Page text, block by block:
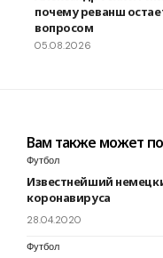
почему реванш
вопросом
05.08.2026
Вам также может
Футбол
Известнейший
коронавируса
28.04.2020
Футбол